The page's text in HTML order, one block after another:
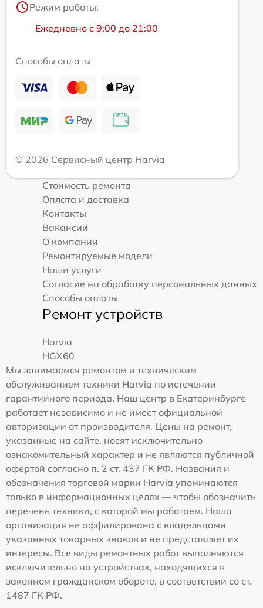
Режим работы:
Ежедневно с 9:00 до 21:00
Способы оплаты
© 2026 Сервисный центр Harvia
Стоимость ремонта
Оплата и доставка
Контакты
Вакансии
О компании
Ремонтируемые модели
Наши услуги
Согласие на обработку персональных данных
Способы оплаты
Ремонт устройств
Harvia
HGX60
Мы занимаемся ремонтом и техническим
обслуживанием техники Harvia по истечении
гарантийного периода. Наш центр в Екатеринбурге
работает независимо и не имеет официальной
авторизации от производителя. Цены на ремонт,
указанные на сайте, носят исключительно
ознакомительный характер и не являются публичной
офертой согласно п. 2 ст. 437 ГК РФ. Названия и
обозначения торговой марки Harvia упоминаются
только в информационных целях — чтобы обозначить
перечень техники, с которой мы работаем. Наша
организация не аффилирована с владельцами
указанных товарных знаков и не представляет их
интересы. Все виды ремонтных работ выполняются
исключительно на устройствах, находящихся в
законном гражданском обороте, в соответствии со ст.
1487 ГК РФ.